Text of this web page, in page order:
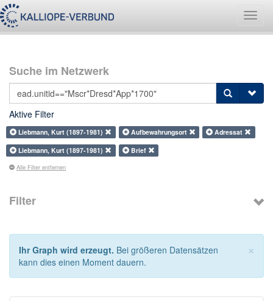
Suche im Netzwerk
Aktive Filter
Liebmann, Kurt (1897-1981) Aufbewahrungsort
Adressat
Liebmann, Kurt (1897-1981)
Brief
Alle Filter entfernen
Filter
×
Ihr Graph wird erzeugt. Bei größeren Datensätzen
kann dies einen Moment dauern.